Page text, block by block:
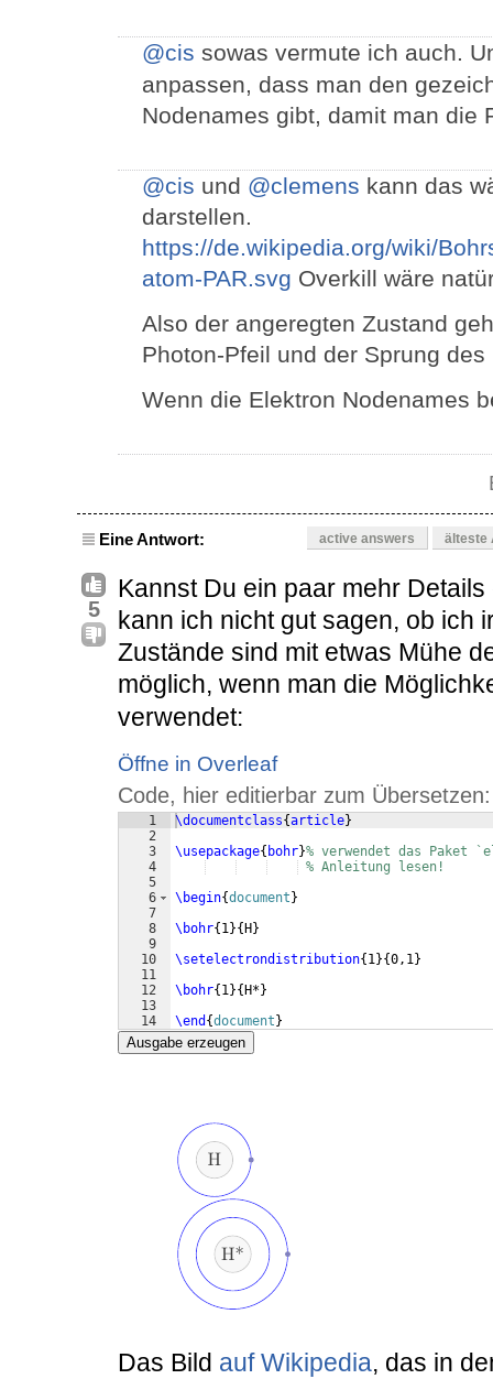
@cis sowas vermute ich auch.
anpassen, dass man den
Nodenames gibt, damit man die
@cis und @clemens kann das
darstellen.
https://de.wikipedia.org/wiki/
atom-PAR.svg Overkill wäre
Also der angeregten Zustand
Photon-Pfeil und der Sprung des
Wenn die Elektron Nodenames
Eine Antwort: active answers älteste
5
Kannst Du ein paar mehr
kann ich nicht gut sagen, ob
Zustände sind mit etwas Mühe
möglich, wenn man die
verwendet:
Öffne in Overleaf
Code, hier editierbar zum Übersetzen:
1
2
3
4
5
6
7
8
9
10
11
12
13
14
\documentclass{article}
\usepackage{ bohr}% verwendet das Paket
% Anleitung lesen!
\begin{document }
\bohr{ 1}{ H }
\setelectrondistribution{ 1}{0,1}
\bohr{ 1}{ H* }
\end {document }
Ausgabe erzeugen
Das Bild auf Wikipedia, das in